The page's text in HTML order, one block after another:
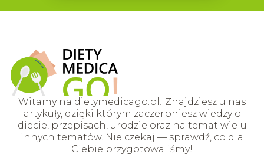
Witamy na dietymedicago.pl! Znajdziesz u nas
artykuły, dzięki którym zaczerpniesz wiedzy o
diecie, przepisach, urodzie oraz na temat wielu
innych tematów. Nie czekaj — sprawdź, co dla
Ciebie przygotowaliśmy!